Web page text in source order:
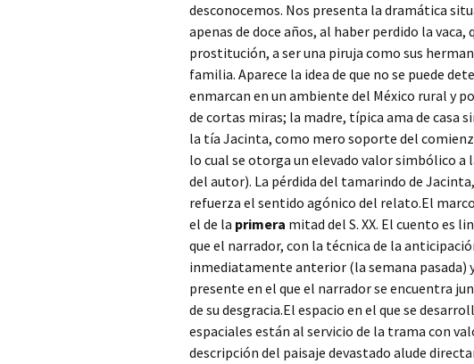
desconocemos. Nos presenta la dramática
apenas de doce años, al haber perdido la vaca,
prostitución, a ser una piruja como sus
familia. Aparece la idea de que no se puede
enmarcan en un ambiente del México rural y
de cortas miras; la madre, típica ama de
la tía Jacinta, como mero soporte del
lo cual se otorga un elevado valor simbólico
del autor). La pérdida del tamarindo de
refuerza el sentido agónico del relato.El
el de la primera mitad del S. XX. El cuento es
que el narrador, con la técnica de la
inmediatamente anterior (la semana pasada)
presente en el que el narrador se encuentra
de su desgracia.El espacio en el que se
espaciales están al servicio de la trama con
descripción del paisaje devastado alude